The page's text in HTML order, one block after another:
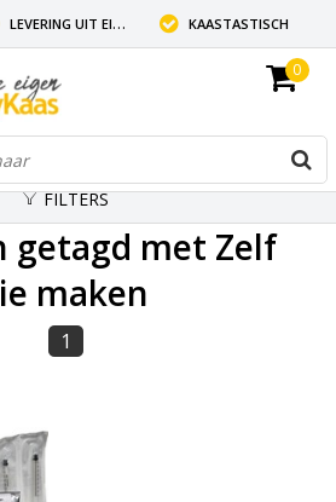
LEVERING UIT EIGEN VOORRAAD KAASTASTISCH
0
FILTERS
getagd met Zelf
maken
1